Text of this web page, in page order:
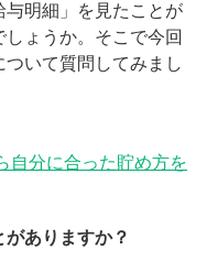
明細」を見たことが
ょうか。そこで今回
いて質問してみまし
自分に合った貯め方を
ありますか？